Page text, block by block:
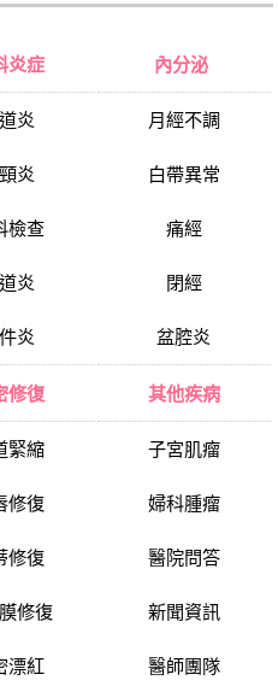
炎症
炎
炎
檢查
炎
炎
內分泌
月經不調
白帶異常
痛經
閉經
盆腔炎
修復
緊縮
修復
修復
修復
漂紅
其他疾病
子宮肌瘤
婦科腫瘤
醫院問答
新聞資訊
醫師團隊